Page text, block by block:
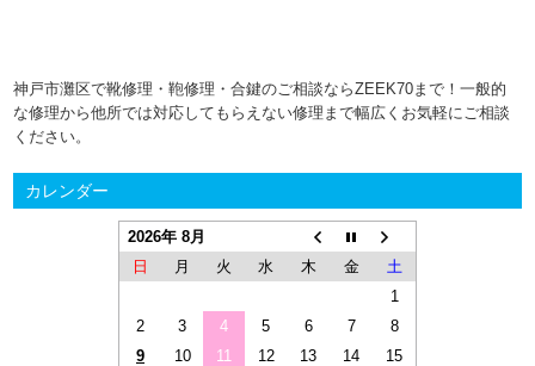
神戸市灘区で靴修理・鞄修理・合鍵のご相談ならZEEK70まで！一般的
な修理から他所では対応してもらえない修理まで幅広くお気軽にご相談
ください。
カレンダー
2026年 8月
日
月 火 水 木 金
土
1
2
3 4 5 6 7
8
9
10 11 12 13 14
15